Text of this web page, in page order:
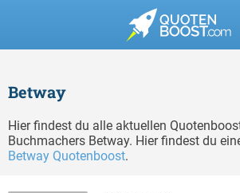
Betway
Hier findest du alle aktuellen
Buchmachers Betway. Hier findest du
Betway Quotenboost.